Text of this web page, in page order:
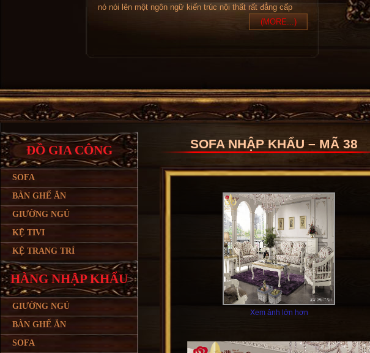
nó nói lên một ngôn ngữ kiến trúc nội thất rất đẳng cấp
(MORE...)
ĐỒ GIA CÔNG
SOFA
BÀN GHẾ ĂN
GIƯỜNG NGỦ
KỆ TIVI
KỆ TRANG TRÍ
HÀNG NHẬP KHẨU
GIƯỜNG NGỦ
BÀN GHẾ ĂN
SOFA
SOFA NHẬP KHẨU – MÃ 38
Xem ảnh lớn hơn